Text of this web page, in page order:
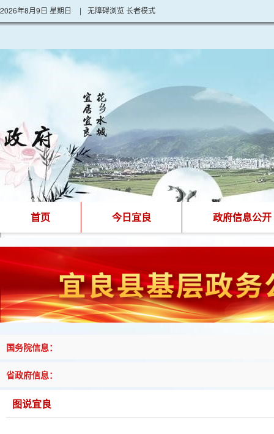
2026年8月9日 星期日 | 无障碍浏览长者模式
首页 今日宜良 政府信息公开
国务院信息：
省政府信息：
图说宜良